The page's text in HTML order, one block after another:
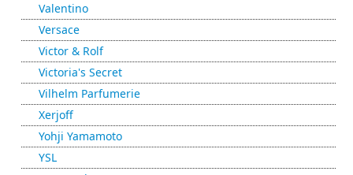
Valentino
Versace
Victor & Rolf
Victoria's Secret
Vilhelm Parfumerie
Xerjoff
Yohji Yamamoto
YSL